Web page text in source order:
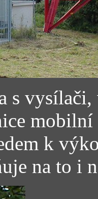
s vysílači,
k
na to i